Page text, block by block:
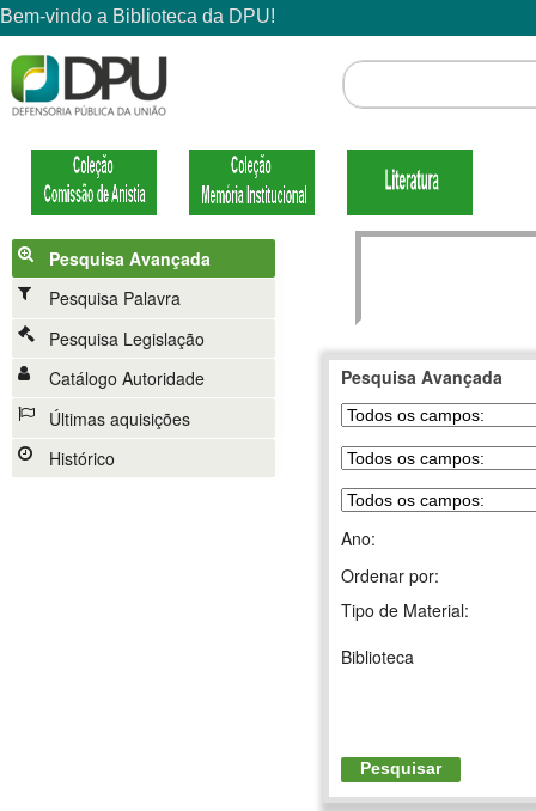
Pesquisa Avançada
Pesquisa Palavra
Pesquisa Legislação
Catálogo Autoridade
Últimas aquisições
Histórico
Pesquisa Avançada
Ano:
Ordenar por:
Tipo de Material:
Biblioteca
Pesquisar